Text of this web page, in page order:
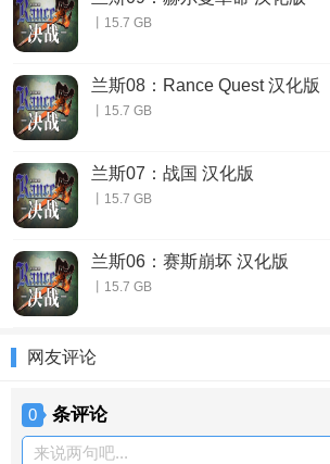
丨15.7 GB
兰斯08：Rance Quest 汉化版
丨15.7 GB
兰斯07：战国 汉化版
丨15.7 GB
兰斯06：赛斯崩坏 汉化版
丨15.7 GB
网友评论
0 条评论
来说两句吧...